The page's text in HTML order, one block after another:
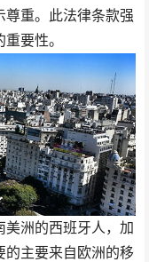
尊重。此法律条款强
要性。
美洲的西班牙人，加
的主要来自欧洲的移